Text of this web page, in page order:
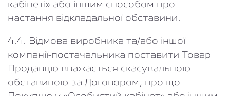
кабінеті» або іншим способом про
настання відкладальної обставини.
4.4. Відмова виробника та/або іншої
компанії-постачальника поставити Товар
Продавцю вважається скасувальною
обставиною за Договором, про що